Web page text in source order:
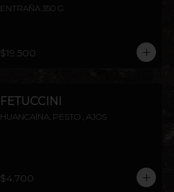
ENTRAÑA 350 G
$19.500
FETUCCINI
HUANCAÍNA, PESTO , AJOS
$4.700